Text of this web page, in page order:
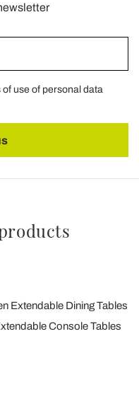
use of personal data
Extendable Dining Tables
Console Tables